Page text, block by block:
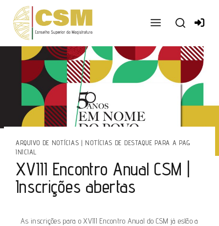
conteúdo
ARQUIVO DE NOTÍCIAS | NOTÍCIAS DE DESTAQUE PARA A PAG
INICIAL
XVIII Encontro Anual CSM |
Inscrições abertas
As inscrições para o XVIII Encontro Anual do CSM já estão a